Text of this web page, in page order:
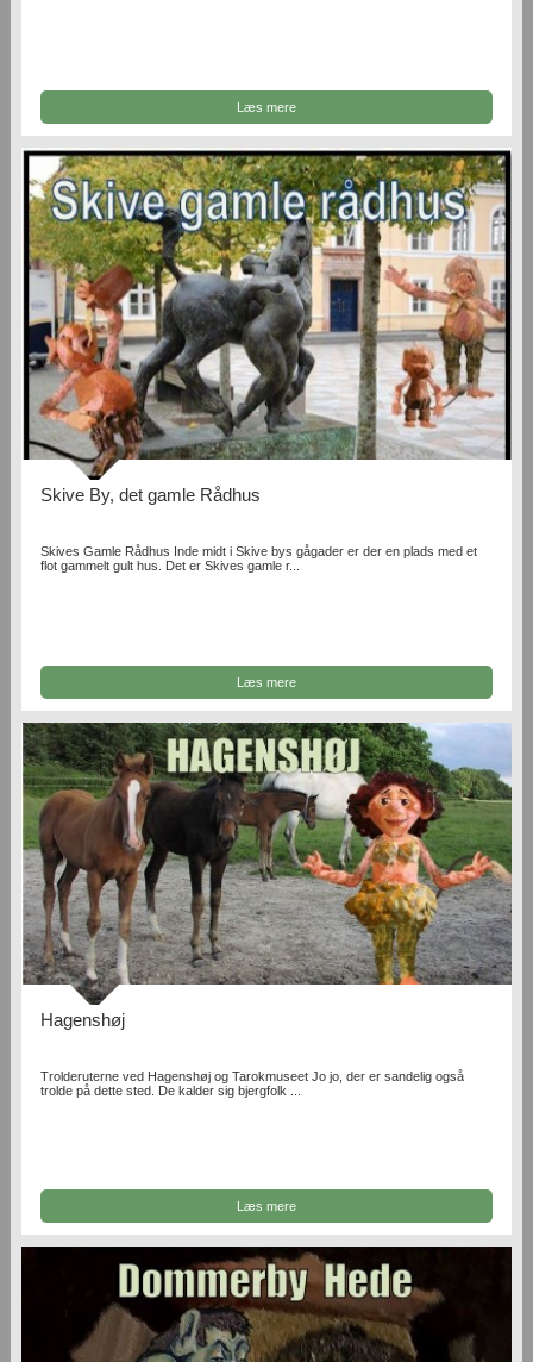
Læs mere
Skive By, det gamle Rådhus
Skives Gamle Rådhus Inde midt i Skive bys gågader er der en plads med et
flot gammelt gult hus. Det er Skives gamle r...
Læs mere
Hagenshøj
Trolderuterne ved Hagenshøj og Tarokmuseet Jo jo, der er sandelig også
trolde på dette sted. De kalder sig bjergfolk ...
Læs mere